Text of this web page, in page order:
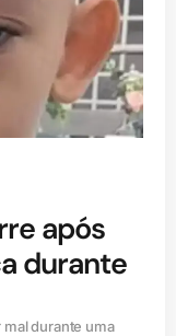
após
durante
mal durante uma